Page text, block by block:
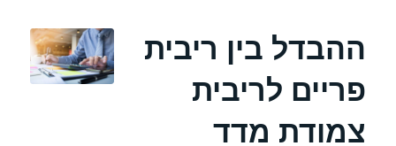
ההבדל בין ריבית
פריים לריבית
צמודת מדד